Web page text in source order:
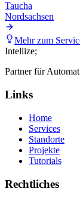
Taucha
Nordsachsen
Mehr zum
Intellize;
Partner für
Links
Home
Services
Standorte
Projekte
Tutorials
Rechtliches